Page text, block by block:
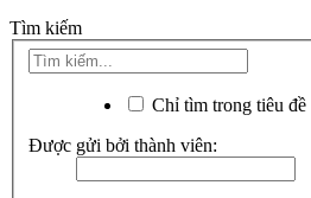
Tìm kiếm
Chỉ tìm trong tiêu đề
Được gửi bởi thành viên: